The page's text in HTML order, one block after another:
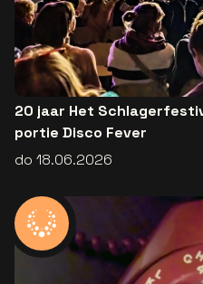
20 jaar Het
portie Disco Fever
do 18.06.2026